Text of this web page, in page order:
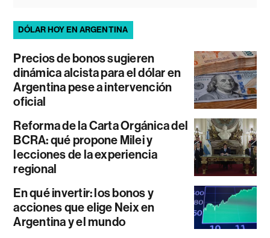
DÓLAR HOY EN ARGENTINA
Precios de bonos sugieren
dinámica alcista para el dólar en
Argentina pese a intervención
oficial
Reforma de la Carta Orgánica del
BCRA: qué propone Milei y
lecciones de la experiencia
regional
En qué invertir: los bonos y
acciones que elige Neix en
Argentina y el mundo